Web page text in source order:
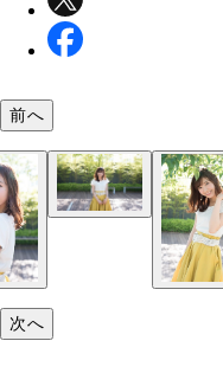
前へ
次へ